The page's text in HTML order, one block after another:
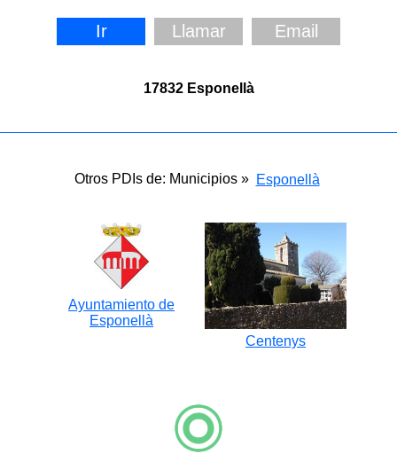
Ir Llamar Email
17832 Esponellà
Otros PDIs de: Municipios » Esponellà
Ayuntamiento de
Esponellà
Centenys